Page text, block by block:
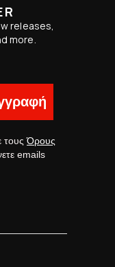
releases,
more.
τουςΌρους
emails